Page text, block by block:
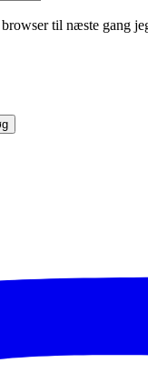
til næste gang